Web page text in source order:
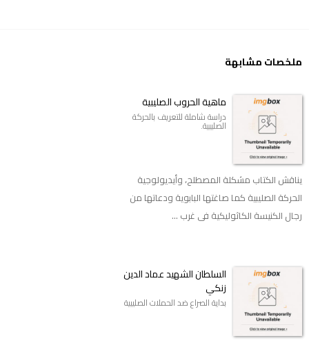
ملخصات مشابهة
ماهية الحروب الصليبية
دراسة شاملة للتعريف بالحركة
الصليبية.
يناقش الكتاب مشكلة المصطلح، وأيديولوجية
الحركة الصليبية كما صاغتها البابوية ودعاتها من
رجال الكنيسة الكاثوليكية فى غرب ...
السلطان الشهيد عماد الدين
زنكي
بداية الصراع ضد الحملات الصليبية